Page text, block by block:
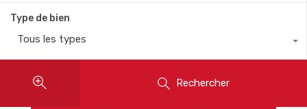
Type de bien
Tous les types
Rechercher